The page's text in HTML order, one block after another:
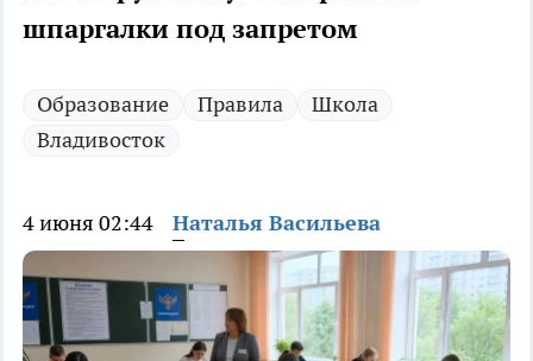
шпаргалки под запретом
Образование Правила
Школа
Владивосток
4 июня 02:44 Наталья Васильева